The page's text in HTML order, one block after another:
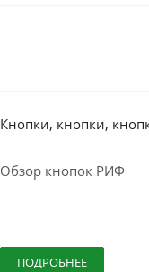
Кнопки, кнопки,
Обзор кнопок РИФ
ПОДРОБНЕЕ